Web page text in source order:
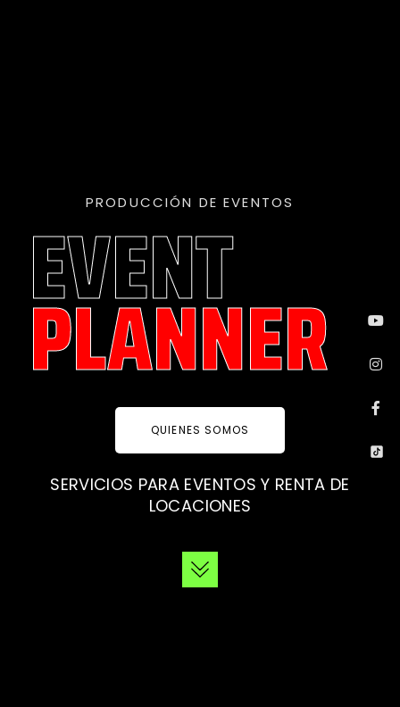
PRODUCCIÓN DE EVENTOS
EVENT
PLANNER
QUIENES SOMOS
SERVICIOS PARA EVENTOS Y RENTA DE
LOCACIONES